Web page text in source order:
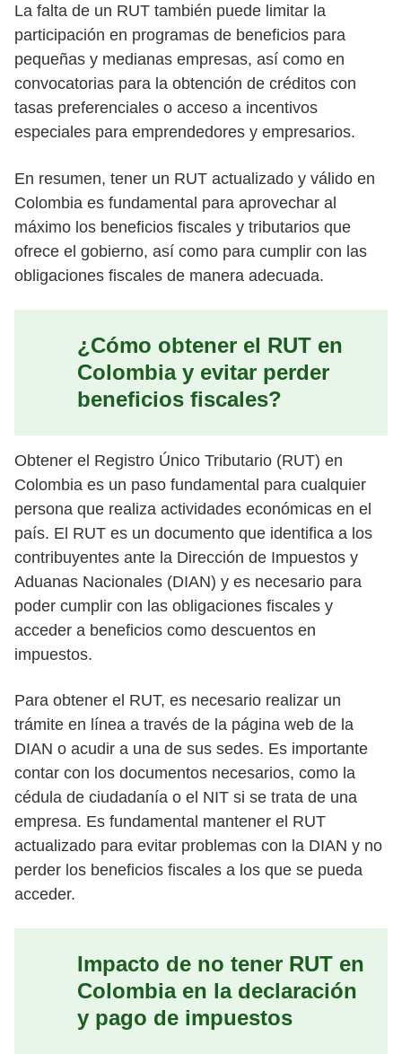
La falta de un RUT también puede limitar la
participación en programas de beneficios para
pequeñas y medianas empresas, así como en
convocatorias para la obtención de créditos con
tasas preferenciales o acceso a incentivos
especiales para emprendedores y empresarios.
En resumen, tener un RUT actualizado y válido en
Colombia es fundamental para aprovechar al
máximo los beneficios fiscales y tributarios que
ofrece el gobierno, así como para cumplir con las
obligaciones fiscales de manera adecuada.
¿Cómo obtener el RUT en
Colombia y evitar perder
beneficios fiscales?
Obtener el Registro Único Tributario (RUT) en
Colombia es un paso fundamental para cualquier
persona que realiza actividades económicas en el
país. El RUT es un documento que identifica a los
contribuyentes ante la Dirección de Impuestos y
Aduanas Nacionales (DIAN) y es necesario para
poder cumplir con las obligaciones fiscales y
acceder a beneficios como descuentos en
impuestos.
Para obtener el RUT, es necesario realizar un
trámite en línea a través de la página web de la
DIAN o acudir a una de sus sedes. Es importante
contar con los documentos necesarios, como la
cédula de ciudadanía o el NIT si se trata de una
empresa. Es fundamental mantener el RUT
actualizado para evitar problemas con la DIAN y no
perder los beneficios fiscales a los que se pueda
acceder.
Impacto de no tener RUT en
Colombia en la declaración
y pago de impuestos